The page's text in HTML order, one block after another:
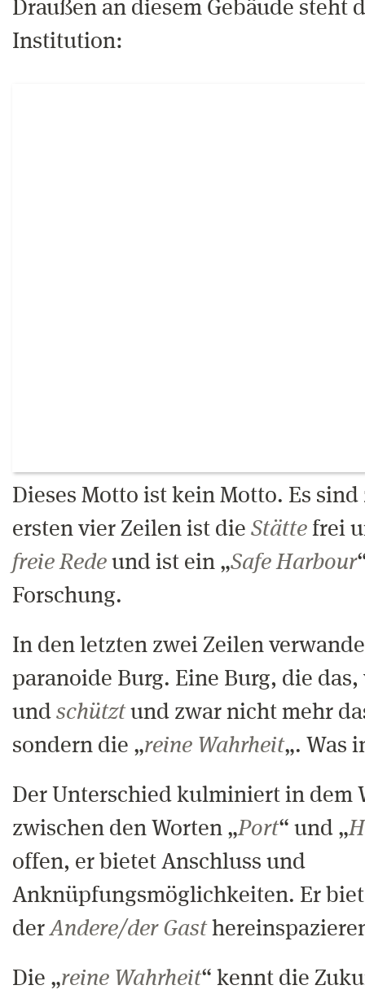
Draußen an diesem Gebäude steht
Institution:
Dieses Motto ist kein Motto. Es
ersten vier Zeilen ist die Stätte frei
freie Rede und ist ein „Safe Harbour
Forschung.
In den letzten zwei Zeilen
paranoide Burg. Eine Burg, die
und schütztund zwar nicht mehr
sondern die „reine Wahrheit„. Was
Der Unterschied kulminiert in dem
zwischen den Worten „Port“ und „
offen, er bietet Anschluss und
Anknüpfungsmöglichkeiten. Er
derAndere/der Gast
Die „reine Wahrheit“ kennt die